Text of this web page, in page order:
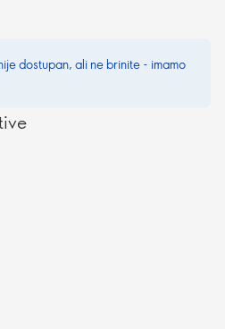
dostupan, ali ne brinite - imamo